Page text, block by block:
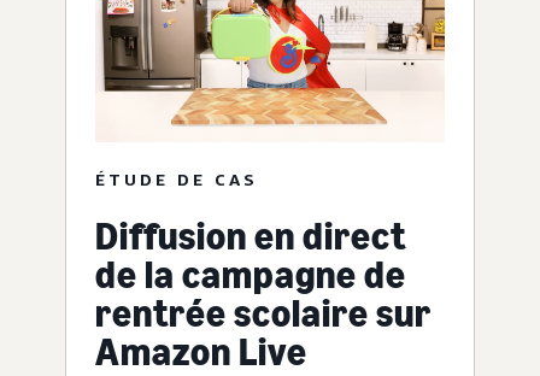
ÉTUDE DE CAS
Diffusion en direct
de la campagne de
rentrée scolaire sur
Amazon Live